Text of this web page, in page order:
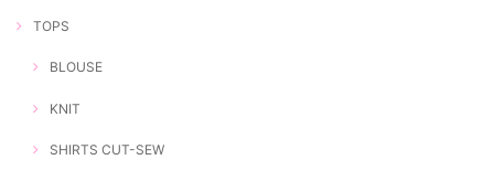
TOPS
BLOUSE
KNIT
SHIRTS CUT-SEW